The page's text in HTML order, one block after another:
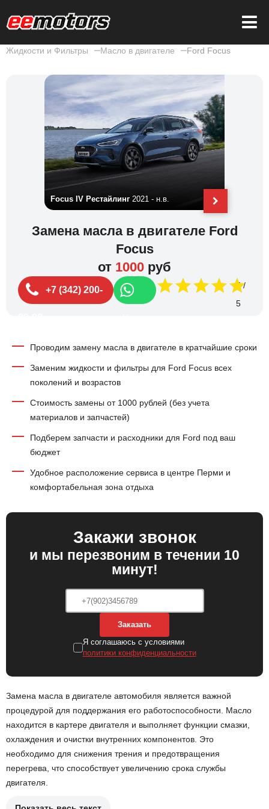
Жидкости и Фильтры Масло в двигателе Ford Focus
Focus IV Рестайлинг 2021 - н.в.
Замена масла в двигателе Ford
Focus
от 1000 руб
+7 (342) 200- 5
Проводим замену масла в двигателе в кратчайшие сроки
Заменим жидкости и фильтры для Ford Focus всех
поколений и возрастов
Стоимость замены от 1000 рублей (без учета
материалов и запчастей)
Подберем запчасти и расходники для Ford под ваш
бюджет
Удобное расположение сервиса в центре Перми и
комфортабельная зона отдыха
Закажи звонок
и мы перезвоним в течении 10
минут!
Заказать
Я соглашаюсь с условиями
политики конфиденциальности
Замена масла в двигателе автомобиля является важной
процедурой для поддержания его работоспособности. Масло
находится в картере двигателя и выполняет функции смазки,
охлаждения и очистки внутренних компонентов. Это
необходимо для снижения трения и предотвращения
перегрева, что способствует увеличению срока службы
двигателя.